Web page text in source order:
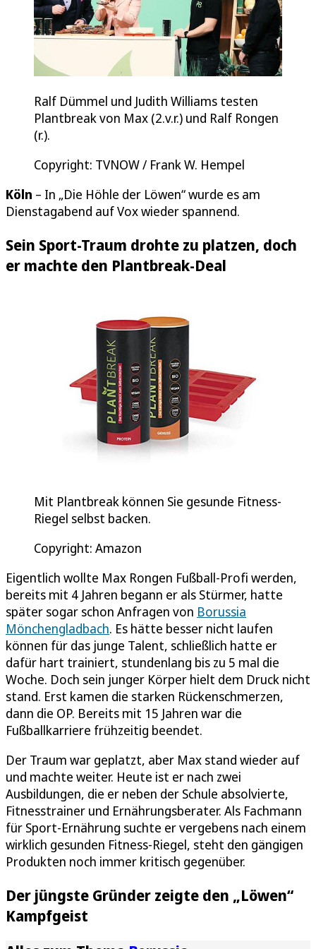
Ralf Dümmel und Judith Williams testen
Plantbreak von Max (2.v.r.) und Ralf Rongen
(r.).
Copyright: TVNOW / Frank W. Hempel
Köln – In „Die Höhle der Löwen“ wurde es am
Dienstagabend auf Vox wieder spannend.
Sein Sport-Traum drohte zu platzen, doch
er machte den Plantbreak-Deal
Mit Plantbreak können Sie gesunde Fitness-
Riegel selbst backen.
Copyright: Amazon
Eigentlich wollte Max Rongen Fußball-Profi werden,
bereits mit 4 Jahren begann er als Stürmer, hatte
später sogar schon Anfragen von Borussia
Mönchengladbach. Es hätte besser nicht laufen
können für das junge Talent, schließlich hatte er
dafür hart trainiert, stundenlang bis zu 5 mal die
Woche. Doch sein junger Körper hielt dem Druck nicht
stand. Erst kamen die starken Rückenschmerzen,
dann die OP. Bereits mit 15 Jahren war die
Fußballkarriere frühzeitig beendet.
Der Traum war geplatzt, aber Max stand wieder auf
und machte weiter. Heute ist er nach zwei
Ausbildungen, die er neben der Schule absolvierte,
Fitnesstrainer und Ernährungsberater. Als Fachmann
für Sport-Ernährung suchte er vergebens nach einem
wirklich gesunden Fitness-Riegel, steht den gängigen
Produkten noch immer kritisch gegenüber.
Der jüngste Gründer zeigte den „Löwen“
Kampfgeist